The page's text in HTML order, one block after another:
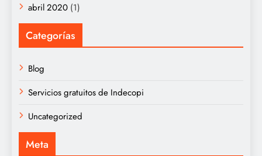
abril 2020 (1)
Categorías
Blog
Servicios gratuitos de Indecopi
Uncategorized
Meta